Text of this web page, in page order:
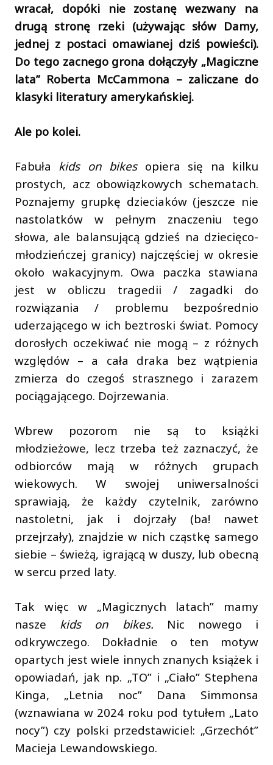
wracał, dopóki nie zostanę wezwany na
drugą stronę rzeki (używając słów Damy,
jednej z postaci omawianej dziś powieści).
Do tego zacnego grona dołączyły „Magiczne
lata” Roberta McCammona – zaliczane do
klasyki literatury amerykańskiej.
Ale po kolei.
Fabuła kids on bikesopiera się na kilku
prostych, acz obowiązkowych schematach.
Poznajemy grupkę dzieciaków (jeszcze nie
nastolatków w pełnym znaczeniu tego
słowa, ale balansującą gdzieś na dziecięco-
młodzieńczej granicy) najczęściej w okresie
około wakacyjnym. Owa paczka stawiana
jest w obliczu tragedii / zagadki do
rozwiązania / problemu bezpośrednio
uderzającego w ich beztroski świat. Pomocy
dorosłych oczekiwać nie mogą – z różnych
względów – a cała draka bez wątpienia
zmierza do czegoś strasznego i zarazem
pociągającego. Dojrzewania.
Wbrew pozorom nie są to książki
młodzieżowe, lecz trzeba też zaznaczyć, że
odbiorców mają w różnych grupach
wiekowych. W swojej uniwersalności
sprawiają, że każdy czytelnik, zarówno
nastoletni, jak i dojrzały (ba! nawet
przejrzały), znajdzie w nich cząstkę samego
siebie – świeżą, igrającą w duszy, lub obecną
w sercu przed laty.
Tak więc w „Magicznych latach” mamy
nasze kids on bikes. Nic nowego i
odkrywczego. Dokładnie o ten motyw
opartych jest wiele innych znanych książek i
opowiadań, jak np. „TO” i „Ciało” Stephena
Kinga, „Letnia noc” Dana Simmonsa
(wznawiana w 2024 roku pod tytułem „Lato
nocy”) czy polski przedstawiciel: „Grzechót”
Macieja Lewandowskiego.